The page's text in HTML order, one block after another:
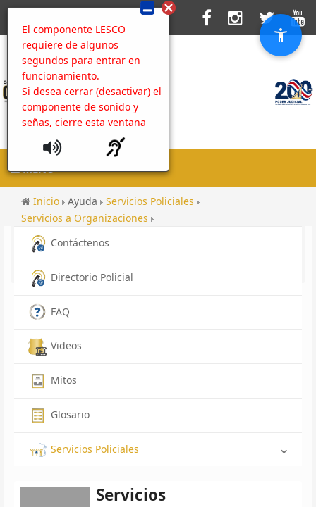
El componente LESCO
requiere de algunos
segundos para entrar en
funcionamiento.
Si desea cerrar (desactivar) el
componente de sonido y
señas, cierre esta ventana
MENU
Inicio Ayuda
Servicios Policiales
Servicios a Organizaciones
Índice de Transparencia del Sector Público Costarricense
Servicios
Contáctenos
Directorio Policial
FAQ
Videos
Mitos
Glosario
Servicios Policiales
Servicios